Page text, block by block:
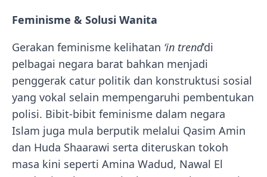
Feminisme & Solusi Wanita
Gerakan feminisme kelihatan ‘in trend’di
pelbagai negara barat bahkan menjadi
penggerak catur politik dan konstruktusi sosial
yang vokal selain mempengaruhi pembentukan
polisi. Bibit-bibit feminisme dalam negara
Islam juga mula berputik melalui Qasim Amin
dan Huda Shaarawi serta diteruskan tokoh
masa kini seperti Amina Wadud, Nawal El